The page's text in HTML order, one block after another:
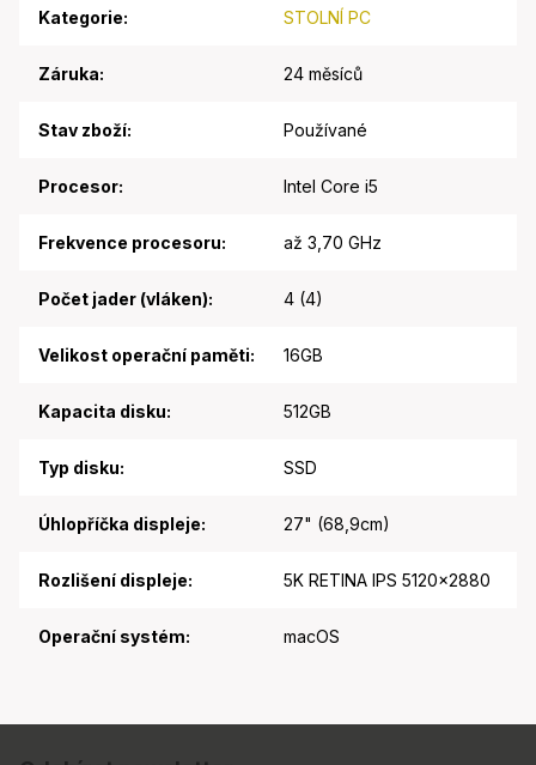
Kategorie: STOLNÍ PC
Záruka: 24 měsíců
Stav zboží: Používané
Procesor: Intel Core i5
Frekvence procesoru: až 3,70 GHz
Počet jader (vláken): 4 (4)
Velikost operační paměti: 16GB
Kapacita disku: 512GB
Typ disku: SSD
Úhlopříčka displeje: 27" (68,9cm)
Rozlišení displeje: 5K RETINA IPS 5120x2880
Operační systém: macOS